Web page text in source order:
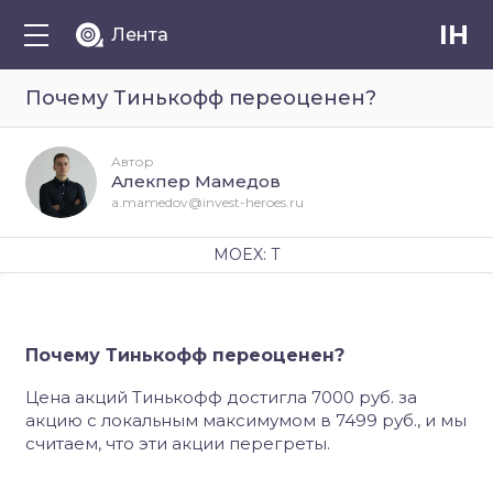
Лента IH
Почему Тинькофф переоценен?
Почему Тинькофф переоценен?
Цена акций Тинькофф достигла 7000 руб. за
акцию с локальным максимумом в 7499 руб., и мы
считаем, что эти акции перегреты.
Автор
Алекпер Мамедов
a.mamedov@invest-heroes.ru
MOEX: T